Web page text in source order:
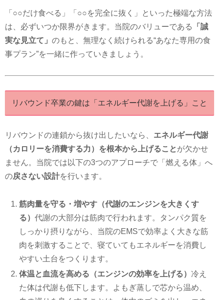
「○○だけ食べる」「○○を完全に抜く」といった極端な方法
は、必ずいつか限界がきます。当院のバリューである
「誠
実な見立て」 のもと、無理なく続けられる“あなた専用の食
事プラン”を一緒に作っていきましょう。
リバウンド卒業の鍵は「エネルギー代謝を上げる」こと
リバウンドの連鎖から抜け出したいなら、 エネルギー代謝
（カロリーを消費する力）を根本から上げることが欠かせ
ません。当院では以下の3つのアプローチで「燃える体」へ
の戻さない設計を行います。
筋肉量を守る・増やす（代謝のエンジンを大きくす
る）代謝の大部分は筋肉で行われます。タンパク質を
しっかり摂りながら、当院のEMSで効率よく大きな筋
肉を刺激することで、寝ていてもエネルギーを消費し
やすい土台をつくります。
体温と血流を高める（エンジンの効率を上げる）冷え
た体は代謝も低下します。よもぎ蒸しで芯から温め、